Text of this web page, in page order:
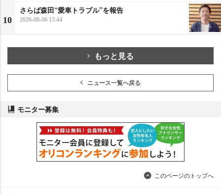
10
さらば森田“愛車トラブル”を報告
2026-08-06 15:44
もっと見る
ニュース一覧へ戻る
モニター募集
このページのトップへ